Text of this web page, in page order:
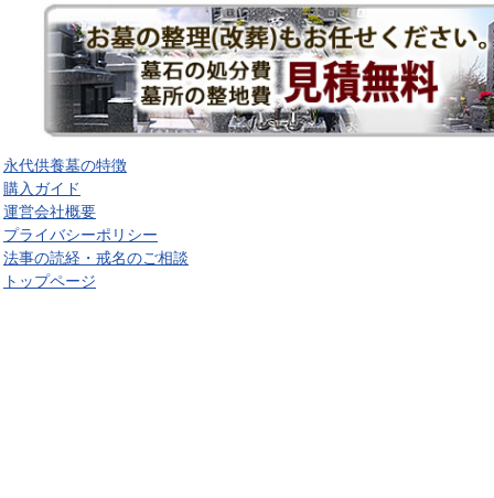
永代供養墓の特徴
購入ガイド
運営会社概要
プライバシーポリシー
法事の読経・戒名のご相談
トップページ